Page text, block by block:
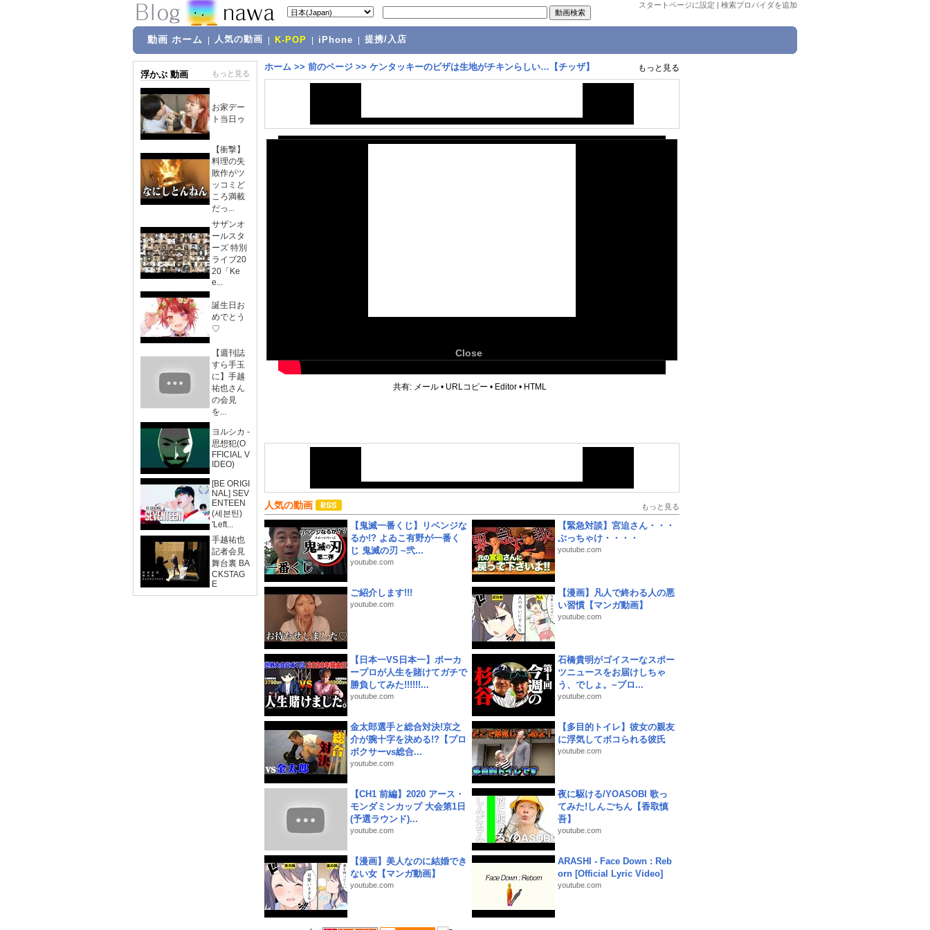
スタートページに設定 | 検索プロバイダを追加
動画 ホーム 人気の動画 K-POP iPhone 提携/入店
浮かぶ 動画 もっと見る
お家デー
ト当日ゥ
【衝撃】
料理の失
敗作がツ
ッコミど
ころ満載
だっ...
サザンオ
ールスタ
ーズ 特別
ライブ20
20「Ke
e...
誕生日お
めでとう
♡
【週刊誌
すら手玉
に】手越
祐也さん
の会見
を...
ヨルシカ -
思想犯(O
FFICIAL V
IDEO)
[BE ORIGI
NAL] SEV
ENTEEN
(세븐틴)
'Left...
手越祐也
記者会見
舞台裏 BA
CKSTAG
E
ホーム >> 前のページ >> ケンタッキーのピザは生地がチキンらしい…【チッザ】 もっと見る
Close
共有: メール • URLコピー • Editor • HTML
人気の動画 もっと見る
【鬼滅一番くじ】リベンジな
るか!? よゐこ有野が一番く
じ 鬼滅の刃 ~弐...
youtube.com
【緊急対談】宮迫さん・・・
ぶっちゃけ・・・・
youtube.com
ご紹介します!!!
youtube.com
【漫画】凡人で終わる人の悪
い習慣【マンガ動画】
youtube.com
【日本一VS日本一】ポーカ
ープロが人生を賭けてガチで
勝負してみた!!!!!!...
youtube.com
石橋貴明がゴイスーなスポー
ツニュースをお届けしちゃ
う、でしょ。~プロ...
youtube.com
金太郎選手と総合対決!京之
介が腕十字を決める!?【プロ
ボクサーvs総合...
youtube.com
【多目的トイレ】彼女の親友
に浮気してボコられる彼氏
youtube.com
【CH1 前編】2020 アース・
モンダミンカップ 大会第1日
(予選ラウンド)...
youtube.com
夜に駆ける/YOASOBI 歌っ
てみた!しんごちん【香取慎
吾】
youtube.com
【漫画】美人なのに結婚でき
ない女【マンガ動画】
youtube.com
ARASHI - Face Down : Reb
orn [Official Lyric Video]
youtube.com